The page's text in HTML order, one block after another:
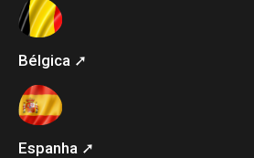
Bélgica ➚
Espanha ➚